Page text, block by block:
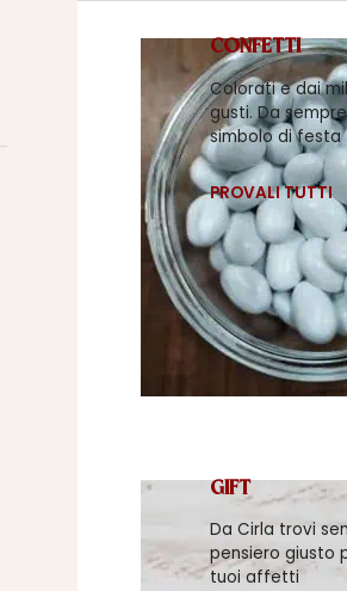
CONFETTI
Colorati e dai
gusti. Da sempre
simbolo di festa
PROVALI TUTTI
GIFT
Da Cirla trovi
pensiero giusto
tuoi affetti